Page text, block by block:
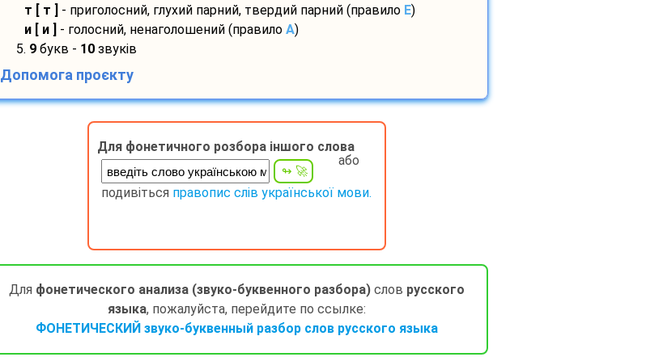
т [ т ]
- приголосний, глухий парний, твердий парний (правило E)
и [ и ]
- голосний, ненаголошений (правило A)
5. 9букв - 10звуків
Допомога проєкту
Для фонетичного розбора іншого слова
або
подивіться правопис слів української мови.
Для фонетического анализа (звуко-буквенного разбора)слов русского
языка, пожалуйста, перейдите по ссылке:
ФОНЕТИЧЕСКИЙ звуко-буквенный разбор слов русского языка